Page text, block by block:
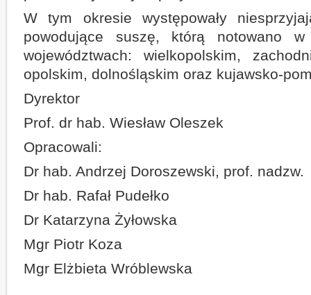
W tym okresie występowały
powodujące suszę, którą notowano
województwach: wielkopolskim,
opolskim, dolnośląskim oraz kujawsko-
Dyrektor
Prof. dr hab. Wiesław Oleszek
Opracowali:
Dr hab. Andrzej Doroszewski, prof. nadzw.
Dr hab. Rafał Pudełko
Dr Katarzyna Żyłowska
Mgr Piotr Koza
Mgr Elżbieta Wróblewska